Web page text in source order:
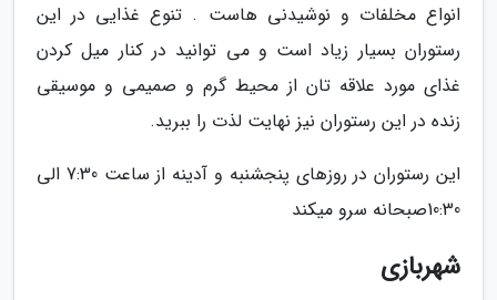
انواع مخلفات و نوشیدنی هاست . تنوع غذایی در این
رستوران بسیار زیاد است و می توانید در کنار میل کردن
غذای مورد علاقه تان از محیط گرم و صمیمی و موسیقی
زنده در این رستوران نیز نهایت لذت را ببرید.
این رستوران در روزهای پنجشنبه و آدینه از ساعت 7:30 الی
10:30صبحانه سرو میکند
شهربازی